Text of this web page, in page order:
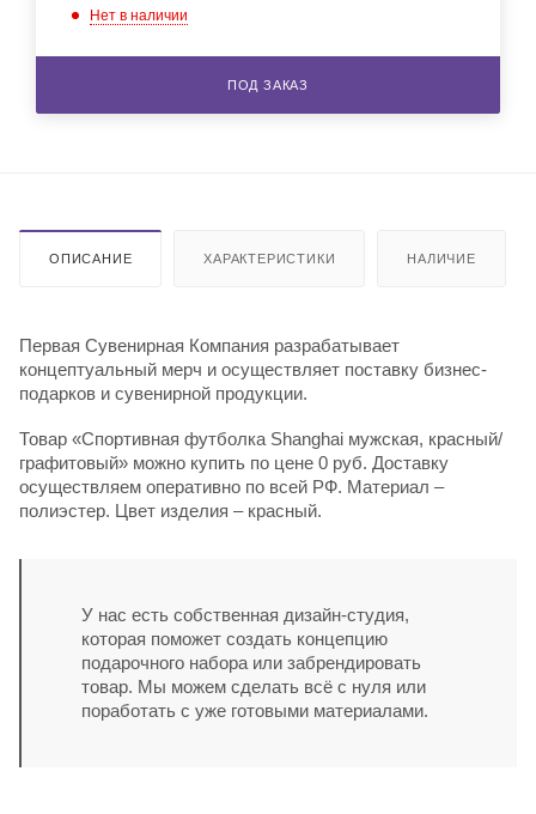
Нет в наличии
ПОД ЗАКАЗ
ОПИСАНИЕ ХАРАКТЕРИСТИКИ НАЛИЧИЕ
Первая Сувенирная Компания разрабатывает
концептуальный мерч и осуществляет поставку бизнес-
подарков и сувенирной продукции.
Товар «Спортивная футболка Shanghai мужская, красный/
графитовый» можно купить по цене 0 руб. Доставку
осуществляем оперативно по всей РФ. Материал –
полиэстер. Цвет изделия – красный.
У нас есть собственная дизайн-студия,
которая поможет создать концепцию
подарочного набора или забрендировать
товар. Мы можем сделать всё с нуля или
поработать с уже готовыми материалами.